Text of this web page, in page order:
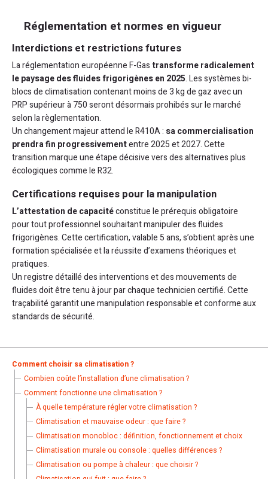
Réglementation et normes en vigueur
Interdictions et restrictions futures
La réglementation européenne F-Gas transforme radicalement
le paysage des fluides frigorigènes en 2025. Les systèmes bi-
blocs de climatisation contenant moins de 3 kg de gaz avec un
PRP supérieur à 750 seront désormais prohibés sur le marché
selon la règlementation.
Un changement majeur attend le R410A : sa commercialisation
prendra fin progressivemententre 2025 et 2027. Cette
transition marque une étape décisive vers des alternatives plus
écologiques comme le R32.
Certifications requises pour la manipulation
L’attestation de capacitéconstitue le prérequis obligatoire
pour tout professionnel souhaitant manipuler des fluides
frigorigènes. Cette certification, valable 5 ans, s’obtient après une
formation spécialisée et la réussite d’examens théoriques et
pratiques.
Un registre détaillé des interventions et des mouvements de
fluides doit être tenu à jour par chaque technicien certifié. Cette
traçabilité garantit une manipulation responsable et conforme aux
standards de sécurité.
Comment choisir sa climatisation ?
Combien coûte l’installation d’une climatisation ?
Comment fonctionne une climatisation ?
À quelle température régler votre climatisation ?
Climatisation et mauvaise odeur : que faire ?
Climatisation monobloc : définition, fonctionnement et choix
Climatisation murale ou console : quelles différences ?
Climatisation ou pompe à chaleur : que choisir ?